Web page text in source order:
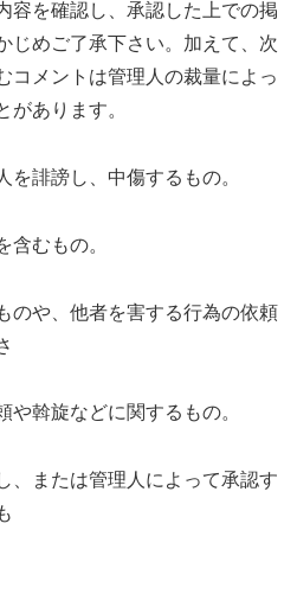
容を確認し、承認した上での掲
じめご了承下さい。加えて、次
コメントは管理人の裁量によっ
があります。
を誹謗し、中傷するもの。
含むもの。
のや、他者を害する行為の依頼
や斡旋などに関するもの。
、または管理人によって承認す